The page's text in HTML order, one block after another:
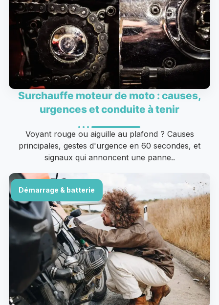
Surchauffe moteur de moto : causes,
urgences et conduite à tenir
Voyant rouge ou aiguille au plafond ? Causes
principales, gestes d'urgence en 60 secondes, et
signaux qui annoncent une panne..
Démarrage & batterie